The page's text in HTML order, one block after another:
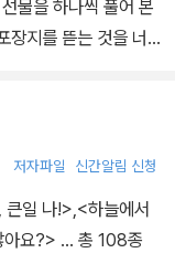
물을 하나씩 풀어 본
장지를 뜯는 것을 너무
꼬박 1년을 기다려야
던 벤자민은 묘안을
저자파일 신간알림 신청
큰일 나!>,<하늘에서
아요?> … 총 108종